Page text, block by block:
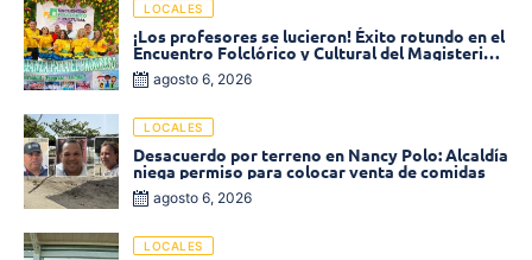
LOCALES
¡Los profesores se lucieron! Éxito rotundo en el
Encuentro Folclórico y Cultural del Magisterio
2026 en Ciénaga
agosto 6, 2026
LOCALES
Desacuerdo por terreno en Nancy Polo: Alcaldía
niega permiso para colocar venta de comidas
agosto 6, 2026
LOCALES